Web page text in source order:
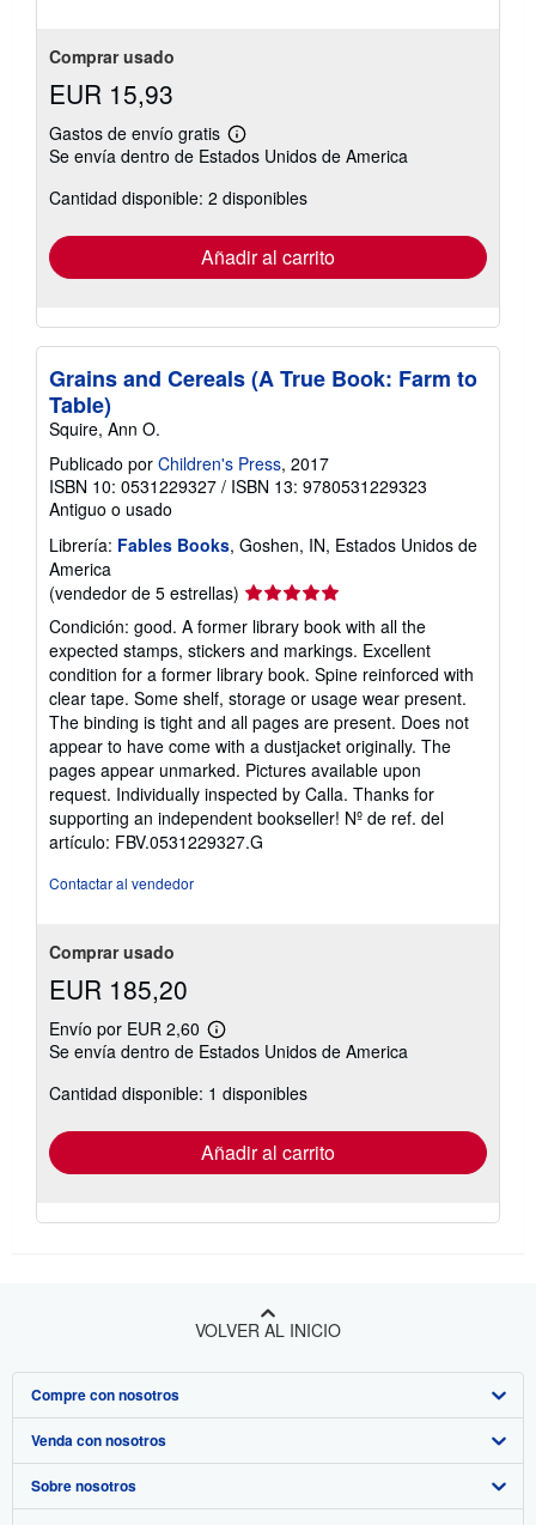
Comprar usado
EUR 15,93
Gastos de envío gratis
Más
información
las
tarifas
envío
Se envía dentro de Estados Unidos de America
Cantidad disponible: 2 disponibles
Añadir al carrito
Grains and Cereals (A True Book: Farm to
Table)
Squire, Ann O.
Publicado por Children's Press, 2017
ISBN 10: 0531229327 / ISBN 13: 9780531229323
Antiguo o usado
Librería: Fables Books, Goshen, IN, Estados Unidos de
America
(vendedor de 5 estrellas) Calificación
del
vendedor:
5
de
5
estrellas
Condición: good. A former library book with all the
expected stamps, stickers and markings. Excellent
condition for a former library book. Spine reinforced with
clear tape. Some shelf, storage or usage wear present.
The binding is tight and all pages are present. Does not
appear to have come with a dustjacket originally. The
pages appear unmarked. Pictures available upon
request. Individually inspected by Calla. Thanks for
supporting an independent bookseller! Nº de ref. del
artículo: FBV.0531229327.G
Contactar al vendedor
Comprar usado
EUR 185,20
Envío por EUR 2,60
Más
información
las
tarifas
envío
Se envía dentro de Estados Unidos de America
Cantidad disponible: 1 disponibles
Añadir al carrito
VOLVER AL INICIO
Compre con nosotros
Búsqueda avanzada
Colecciones
Venda con nosotros
Comenzar a vender
Sobre nosotros